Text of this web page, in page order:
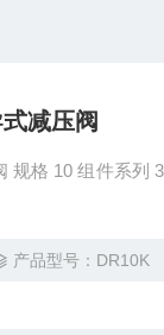
减压阀
规格 10 组件系列
产品型号：DR10K